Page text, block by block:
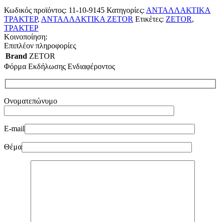
Κωδικός προϊόντος: 11-10-9145 Κατηγορίες: ΑΝΤΑΛΛΑΚΤΙΚΑ
ΤΡΑΚΤΕΡ, ΑΝΤΑΛΛΑΚΤΙΚΑ ZETOR Ετικέτες: ZETOR,
ΤΡΑΚΤΕΡ
Κοινοποίηση:
Επιπλέον πληροφορίες
Brand ZETOR
Φόρμα Εκδήλωσης Ενδιαφέροντος
Ονοματεπώνυμο
E-mail
Θέμα